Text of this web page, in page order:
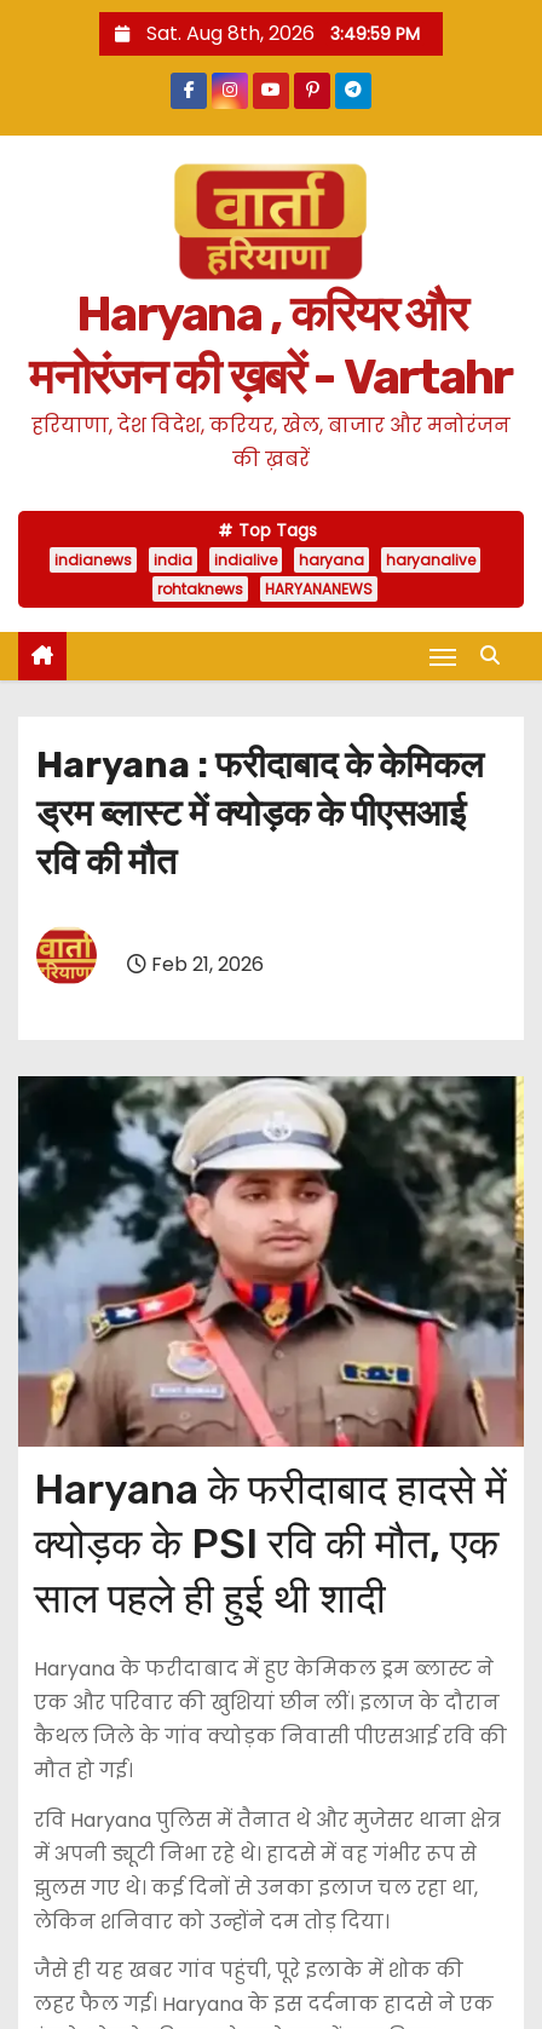
Sat. Aug 8th, 2026 3:50:00 PM
Haryana , करियर और
मनोरंजन की ख़बरें - Vartahr
हरियाणा, देश विदेश, करियर, खेल, बाजार और मनोरंजन
की ख़बरें
Top Tags
indianews india indialive haryana
haryanalive
rohtaknews
HARYANANEWS
Haryana : फरीदाबाद के केमिकल
ड्रम ब्लास्ट में क्योड़क के पीएसआई
रवि की मौत
Feb 21, 2026
Haryana के फरीदाबाद हादसे में
क्योड़क के PSI रवि की मौत, एक
साल पहले ही हुई थी शादी
Haryana के फरीदाबाद में हुए केमिकल ड्रम ब्लास्ट ने
एक और परिवार की खुशियां छीन लीं। इलाज के दौरान
कैथल जिले के गांव क्योड़क निवासी पीएसआई रवि की
मौत हो गई।
रवि Haryana पुलिस में तैनात थे और मुजेसर थाना क्षेत्र
में अपनी ड्यूटी निभा रहे थे। हादसे में वह गंभीर रूप से
झुलस गए थे। कई दिनों से उनका इलाज चल रहा था,
लेकिन शनिवार को उन्होंने दम तोड़ दिया।
जैसे ही यह खबर गांव पहुंची, पूरे इलाके में शोक की
लहर फैल गई। Haryana के इस दर्दनाक हादसे ने एक